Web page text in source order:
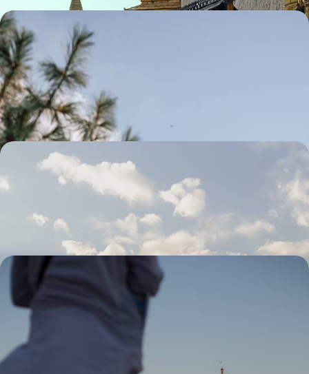
Le Népal en majesté - Randonnée au pied de
l’Himalaya
Des trésors de Patan et Katmandou aux contreforts des Annapurna,
un itinéraire art et rando
12 jours, de 3800 à 5000 €
Darjeeling & le Sikkim - Voyage dans les Himalayas
Le Sikkim : sanctuaires et monastères tibétains sur les contreforts de
13 jours, de 3800 à 5200 €
À travers l'Inde spirituelle - Dharamsala, Amritsar,
Haridwar, Rishikesh
Entreprendre un pèlerinage aux sources de l’Inde spirituelle, au pied de
l’Himalaya et sur les rives du vénéré Gange
14 jours, de 4000 à 5300 €